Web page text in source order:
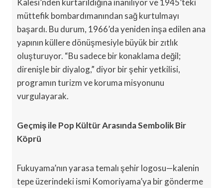
müttefik bombardımanından sağ kurtulmayı
başardı. Bu durum, 1966’da yeniden inşa edilen ana
yapının küllere dönüşmesiyle büyük bir zıtlık
oluşturuyor. “Bu sadece bir konaklama değil;
direnişle bir diyalog,” diyor bir şehir yetkilisi,
programın turizm ve koruma misyonunu
vurgulayarak.
Geçmiş ile Pop Kültür Arasında Sembolik Bir
Köprü
Fukuyama’nın yarasa temalı şehir logosu—kalenin
tepe üzerindeki ismi Komoriyama’ya bir gönderme